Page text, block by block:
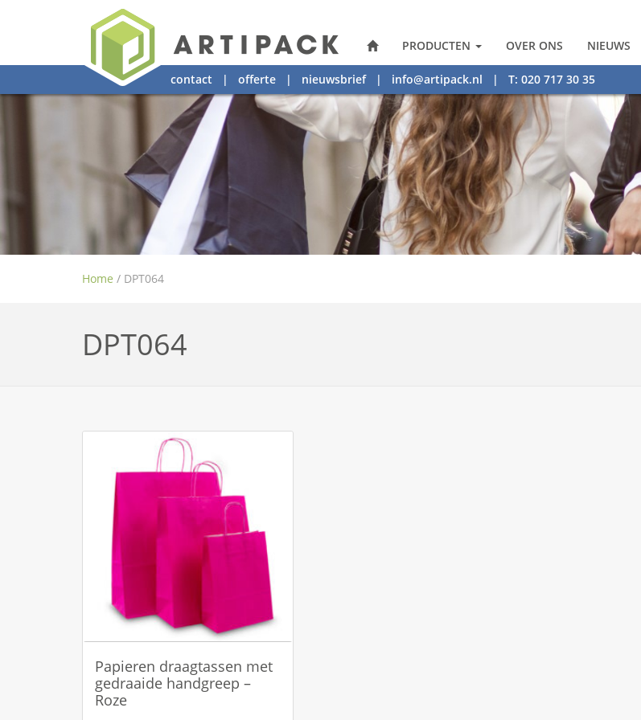
PRODUCTEN OVER ONS NIEUWS
contact | offerte | nieuwsbrief| info@artipack.nl | T: 020 717 30 35
Home / DPT064
DPT064
Papieren draagtassen met
gedraaide handgreep –
Roze